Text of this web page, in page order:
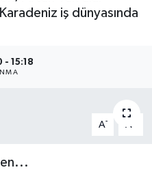
iş dünyasında
- 15:18
A- A